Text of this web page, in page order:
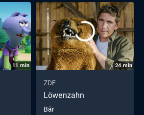
11 min 24min
ZDF
Löwenzahn
Bär